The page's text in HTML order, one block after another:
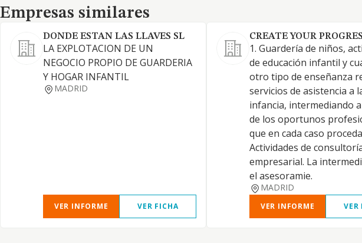
Empresas similares
Empresas similares
DONDE ESTAN LAS LLAVES SL
LA EXPLOTACION DE UN
NEGOCIO PROPIO DE GUARDERIA
Y HOGAR INFANTIL
MADRID
VER INFORME VER FICHA
CREATE YOUR
1. Guardería de niños,
de educación infantil y
otro tipo de enseñanza
servicios de asistencia a
infancia, intermediando
de los oportunos
que en cada caso
Actividades de
empresarial. La
el asesoramie.
MADRID
VER INFORME VER